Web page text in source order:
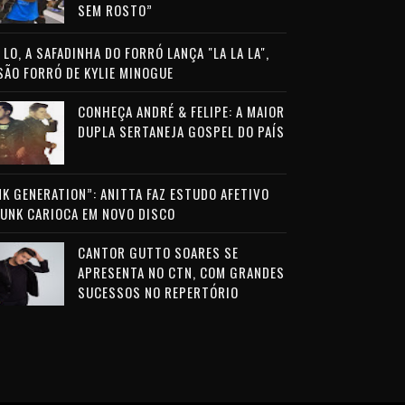
SEM ROSTO”
A SAFADINHA DO FORRÓ LANÇA "LA LA LA",
FORRÓ DE KYLIE MINOGUE
CONHEÇA ANDRÉ & FELIPE: A MAIOR
DUPLA SERTANEJA GOSPEL DO PAÍS
GENERATION”: ANITTA FAZ ESTUDO AFETIVO
CARIOCA EM NOVO DISCO
CANTOR GUTTO SOARES SE
APRESENTA NO CTN, COM GRANDES
SUCESSOS NO REPERTÓRIO